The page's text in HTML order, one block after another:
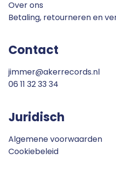
Over ons
Betaling, retourneren en
Contact
jimmer@akerrecords.nl
06 11 32 33 34
Juridisch
Algemene voorwaarden
Cookiebeleid